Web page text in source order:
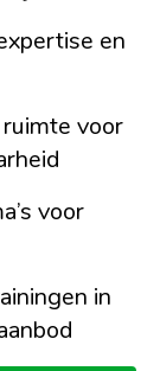
en
voor
voor
in